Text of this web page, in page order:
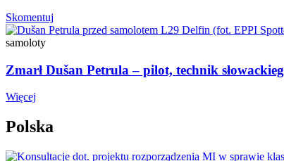
Skomentuj
samoloty
Zmarł Dušan Petrula – pilot, technik
Więcej
Polska